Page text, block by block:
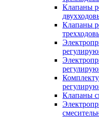
Клапаны
Клапаны
Клапаны